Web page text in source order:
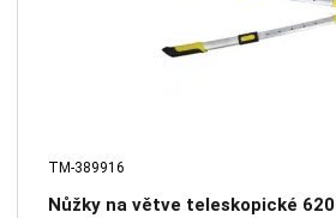
TM-389916
Nůžky na větve teleskopické